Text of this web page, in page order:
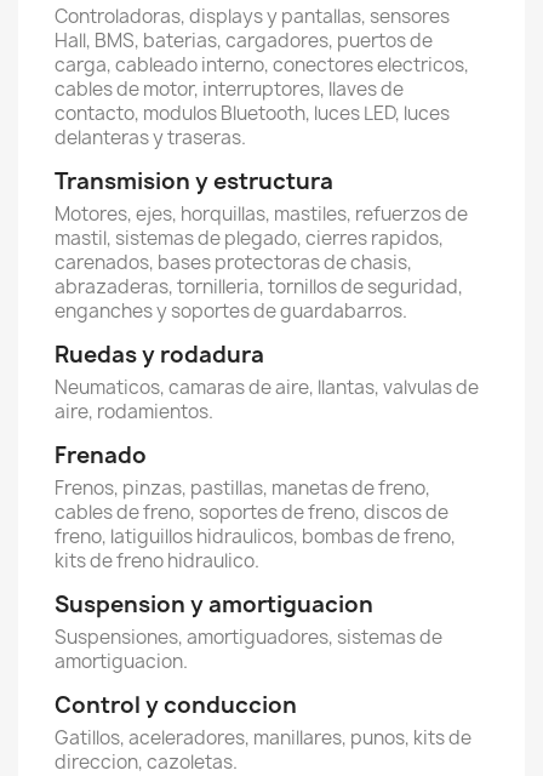
Controladoras, displays y pantallas, sensores
Hall, BMS, baterias, cargadores, puertos de
carga, cableado interno, conectores electricos,
cables de motor, interruptores, llaves de
contacto, modulos Bluetooth, luces LED, luces
delanteras y traseras.
Transmision y estructura
Motores, ejes, horquillas, mastiles, refuerzos de
mastil, sistemas de plegado, cierres rapidos,
carenados, bases protectoras de chasis,
abrazaderas, tornilleria, tornillos de seguridad,
enganches y soportes de guardabarros.
Ruedas y rodadura
Neumaticos, camaras de aire, llantas, valvulas de
aire, rodamientos.
Frenado
Frenos, pinzas, pastillas, manetas de freno,
cables de freno, soportes de freno, discos de
freno, latiguillos hidraulicos, bombas de freno,
kits de freno hidraulico.
Suspension y amortiguacion
Suspensiones, amortiguadores, sistemas de
amortiguacion.
Control y conduccion
Gatillos, aceleradores, manillares, punos, kits de
direccion, cazoletas.